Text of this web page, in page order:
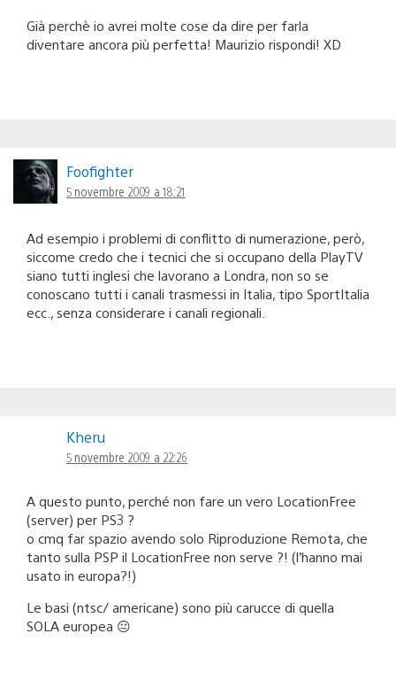
Già perchè io avrei molte cose da dire per farla
diventare ancora più perfetta! Maurizio rispondi! XD
Foofighter
5 novembre 2009 a 18:21
Ad esempio i problemi di conflitto di numerazione, però,
siccome credo che i tecnici che si occupano della PlayTV
siano tutti inglesi che lavorano a Londra, non so se
conoscano tutti i canali trasmessi in Italia, tipo SportItalia
ecc., senza considerare i canali regionali.
Kheru
5 novembre 2009 a 22:26
A questo punto, perché non fare un vero LocationFree
(server) per PS3 ?
o cmq far spazio avendo solo Riproduzione Remota, che
tanto sulla PSP il LocationFree non serve ?! (l’hanno mai
usato in europa?!)
Le basi (ntsc/ americane) sono più carucce di quella
SOLA europea 😐